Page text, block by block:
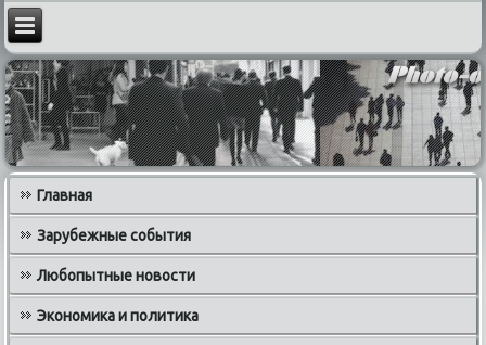
Главная
Зарубежные события
Любопытные новости
Экономика и политика